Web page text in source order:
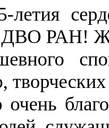
РАН!
очень